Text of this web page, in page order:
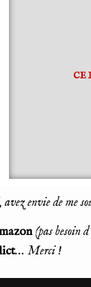
CE
envie de me
(pas besoin
… Merci !